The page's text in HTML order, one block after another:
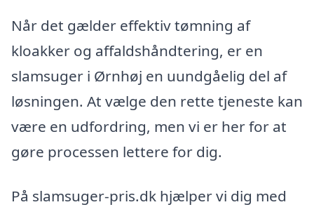
Når det gælder effektiv tømning af
kloakker og affaldshåndtering, er en
slamsuger i Ørnhøj en uundgåelig del af
løsningen. At vælge den rette tjeneste kan
være en udfordring, men vi er her for at
gøre processen lettere for dig.
På slamsuger-pris.dk hjælper vi dig med